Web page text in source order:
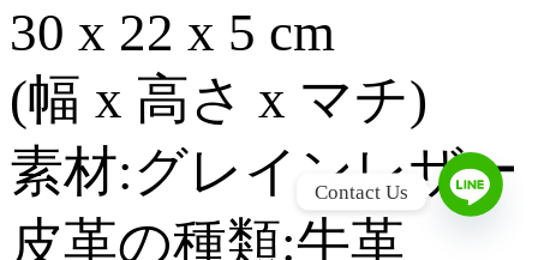
Contact Us
30 x 22 x 5 cm
(幅 x 高さ x マチ)
素材:グレインレザー
皮革の種類:牛革